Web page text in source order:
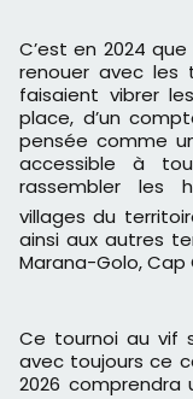
C’est en 2024
renouer avec les
faisaient vibrer
place, d’un
pensée comme
accessible à
rassembler les
villages du
ainsi aux autres
Marana-Golo, Cap
Ce tournoi au vif
avec toujours ce
2026